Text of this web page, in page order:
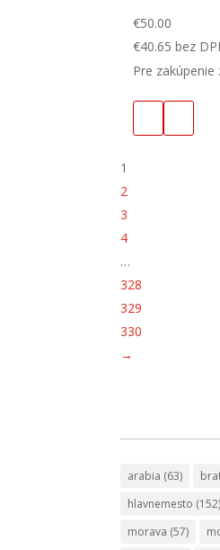
€50.00
€40.65 bez
Pre
1
2
3
4
…
328
329
330
→
arabia (63)
hlavnemesto (152)
morava (57)